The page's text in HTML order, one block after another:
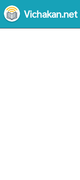
Vichakan.net